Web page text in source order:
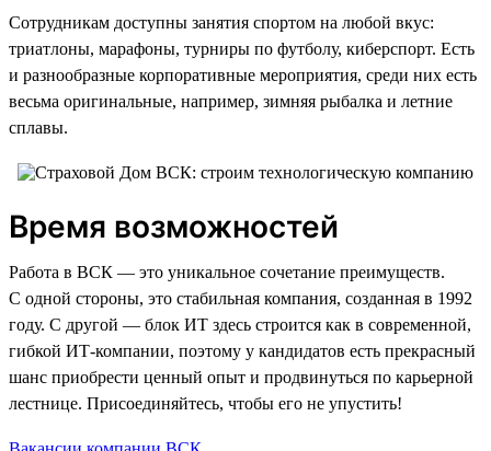
Сотрудникам доступны занятия спортом на любой вкус:
триатлоны, марафоны, турниры по футболу, киберспорт. Есть
и разнообразные корпоративные мероприятия, среди них есть
весьма оригинальные, например, зимняя рыбалка и летние
сплавы.
Время возможностей
Работа в ВСК — это уникальное сочетание преимуществ.
С одной стороны, это стабильная компания, созданная в 1992
году. С другой — блок ИТ здесь строится как в современной,
гибкой ИТ-компании, поэтому у кандидатов есть прекрасный
шанс приобрести ценный опыт и продвинуться по карьерной
лестнице. Присоединяйтесь, чтобы его не упустить!